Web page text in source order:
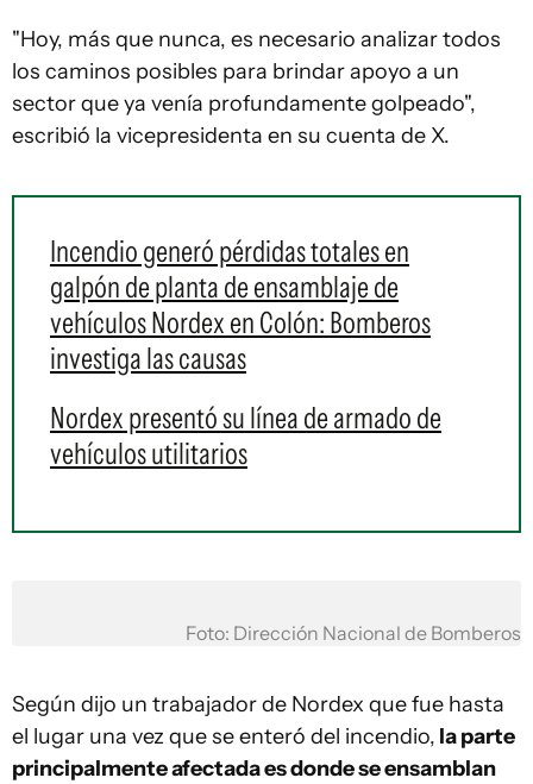
"Hoy, más que nunca, es necesario analizar todos
los caminos posibles para brindar apoyo a un
sector que ya venía profundamente golpeado",
escribió la vicepresidenta en su cuenta de X.
Incendio generó pérdidas totales en
galpón de planta de ensamblaje de
vehículos Nordex en Colón: Bomberos
investiga las causas
Nordex presentó su línea de armado de
vehículos utilitarios
Foto: Dirección Nacional de Bomberos
Según dijo un trabajador de Nordex que fue hasta
el lugar una vez que se enteró del incendio, la parte
principalmente afectada es donde se ensamblan